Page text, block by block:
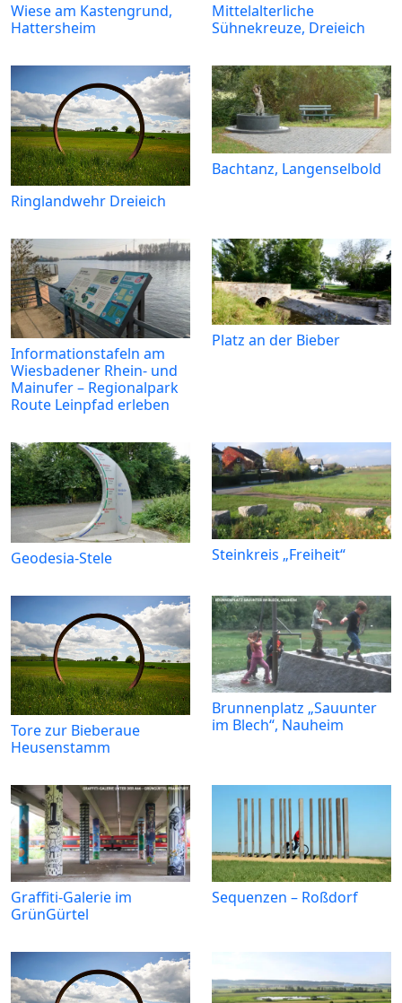
Wiese am Kastengrund,
Hattersheim
Mittelalterliche
Sühnekreuze, Dreieich
Ringlandwehr Dreieich
Bachtanz, Langenselbold
Informationstafeln am
Wiesbadener Rhein- und
Mainufer – Regionalpark
Route Leinpfad erleben
Platz an der Bieber
Geodesia-Stele Steinkreis „Freiheit“
Tore zur Bieberaue
Heusenstamm
Brunnenplatz „Sauunter
im Blech“, Nauheim
Graffiti-Galerie im
GrünGürtel
Sequenzen – Roßdorf